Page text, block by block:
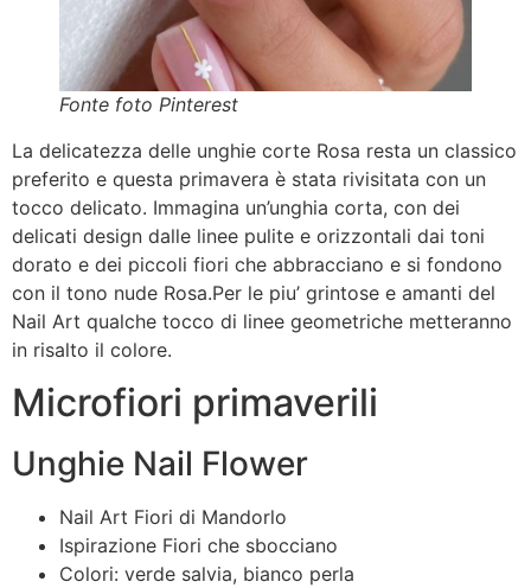
Fonte foto Pinterest
La delicatezza delle unghie corte Rosa resta un classico
preferito e questa primavera è stata rivisitata con un
tocco delicato. Immagina un’unghia corta, con dei
delicati design dalle linee pulite e orizzontali dai toni
dorato e dei piccoli fiori che abbracciano e si fondono
con il tono nude Rosa.Per le piu’ grintose e amanti del
Nail Art qualche tocco di linee geometriche metteranno
in risalto il colore.
Microfiori primaverili
Unghie Nail Flower
Nail Art Fiori di Mandorlo
Ispirazione Fiori che sbocciano
Colori: verde salvia, bianco perla